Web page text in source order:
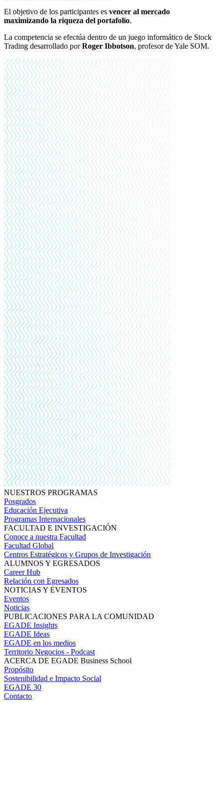
El objetivo de los participantes es vencer al mercado
maximizando la riqueza del portafolio.
La competencia se efectúa dentro de un juego informático de Stock
Trading desarrollado porRoger Ibbotson, profesor de Yale SOM.
NUESTROS PROGRAMAS
Posgrados
Educación Ejecutiva
Programas Internacionales
FACULTAD E INVESTIGACIÓN
Conoce a nuestra Facultad
Facultad Global
Centros Estratégicos y Grupos de Investigación
ALUMNOS Y EGRESADOS
Career Hub
Relación con Egresados
NOTICIAS Y EVENTOS
Eventos
Noticias
PUBLICACIONES PARA LA COMUNIDAD
EGADE Insights
EGADE Ideas
EGADE en los medios
Territorio Negocios - Podcast
ACERCA DE EGADE Business School
Propósito
Sostenibilidad e Impacto Social
EGADE 30
Contacto